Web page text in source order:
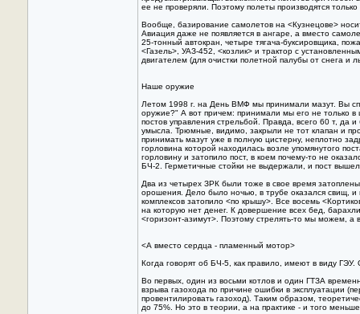
ее не проверяли. Поэтому полеты производятся
Вообще, базирование самолетов на <Кузнецове>
Авиация даже не появляется в ангаре, а вместо
25-тонный автокран, четыре тягача-буксировщика,
<Газель>, УАЗ-452, <козлик> и трактор с
двигателем (для очистки полетной палубы от снега и
Hаше оружие
Летом 1998 г. на День ВМФ мы принимали мазут. Вы
оружие?" А вот причем: принимали мы его не только в
постов управления стрельбой. Правда, всего 60 т, да и
умысла. Трюмные, видимо, закрыли не тот клапан и
принимать мазут уже в полную цистерну, неплотно
горловина которой находилась возле упомянутого
горловину и затопило пост, в коем почему-то не
БЧ-2. Герметичные стойки не выдержали, и пост вышел
Два из четырех ЗРК были тоже в свое время
орошения. Дело было ночью, в трубе оказался свищ, и
комплексов затопило <по крышу>. Все восемь
на которую нет денег. К довершение всех бед,
<горизонт-азимут>. Поэтому стрелять-то мы можем, а
<А вместо сердца - пламенный мотор>
Когда говорят об БЧ-5, как правило, имеют в виду
Во первых, один из восьми котлов и один ГТЗА
взрыва газохода по причине ошибки в эксплуатации
провентилировать газоход). Таким образом,
до 75%. Hо это в теории, а на практике - и того